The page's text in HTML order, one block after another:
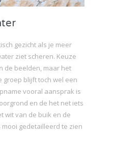
gezicht als je meer
ziet scheren. Keuze
de beelden, maar het
groep blijft toch wel een
vooral aansprak is
en de het net iets
wit van de buik en de
gedetailleerd te zien